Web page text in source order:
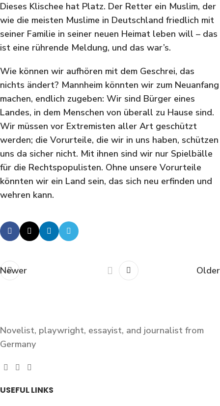
Dieses Klischee hat Platz. Der Retter ein Muslim, der
wie die meisten Muslime in Deutschland friedlich mit
seiner Familie in seiner neuen Heimat leben will – das
ist eine rührende Meldung, und das war’s.
Wie können wir aufhören mit dem Geschrei, das
nichts ändert? Mannheim könnten wir zum Neuanfang
machen, endlich zugeben: Wir sind Bürger eines
Landes, in dem Menschen von überall zu Hause sind.
Wir müssen vor Extremisten aller Art geschützt
werden; die Vorurteile, die wir in uns haben, schützen
uns da sicher nicht. Mit ihnen sind wir nur Spielbälle
für die Rechtspopulisten. Ohne unsere Vorurteile
könnten wir ein Land sein, das sich neu erfinden und
wehren kann.
Newer Older
Novelist, playwright, essayist, and journalist from
Germany
USEFUL LINKS